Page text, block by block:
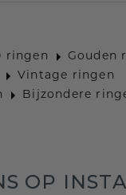
ringen
Gouden
Vintage ringen
Bijzondere
OP